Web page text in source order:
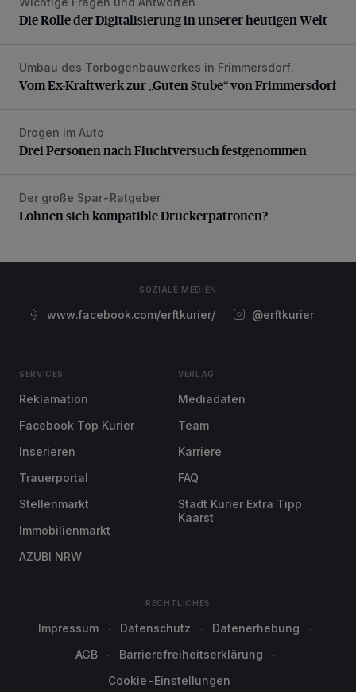
Die Rolle der Digitalisierung in unserer heutigen Welt
Die Rolle der Digitalisierung in unserer heutigen Welt
Vom Ex-Kraftwerk zur „Guten Stube“ von Frimmersdorf
Umbau des Torbogenbauwerkes in Frimmersdorf.
Vom Ex-Kraftwerk zur „Guten Stube“ von Frimmersdorf
Drei Personen nach Fluchtversuch festgenommen
Drogen im Auto
Drei Personen nach Fluchtversuch festgenommen
Lohnen sich kompatible Druckerpatronen?
Der große Spar-Ratgeber
Lohnen sich kompatible Druckerpatronen?
SOZIALE MEDIEN
www.facebook.com/erftkurier/ @erftkurier
SERVICES
Reklamation
Facebook Top Kurier
Inserieren
Trauerportal
Stellenmarkt
Immobilienmarkt
AZUBI NRW
VERLAG
Mediadaten
Team
Karriere
FAQ
Stadt Kurier Extra Tipp
Kaarst
RECHTLICHES
Impressum Datenschutz
Datenerhebung
AGB
Barrierefreiheitserklärung
Cookie-Einstellungen